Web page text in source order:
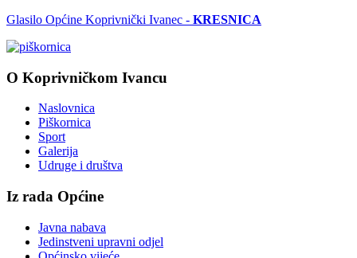
Glasilo Općine Koprivnički Ivanec - KRESNICA
O Koprivničkom Ivancu
Naslovnica
Piškornica
Sport
Galerija
Udruge i društva
Iz rada Općine
Javna nabava
Jedinstveni upravni odjel